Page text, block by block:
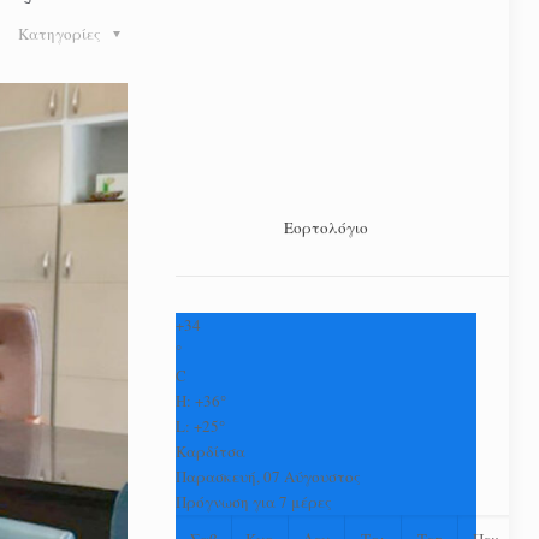
Κατηγορίες
Εορτολόγιο
+34
°
C
H:+36°
L:+25°
Καρδίτσα
Παρασκευή, 07 Αύγουστος
Πρόγνωση για 7 μέρες